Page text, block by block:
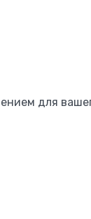
для